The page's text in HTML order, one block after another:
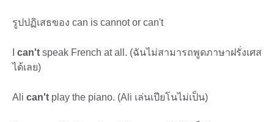
รูปปฏิเสธของ can is cannot or can't
can't speak French at all. (ฉันไม่สามารถพูดภาษาฝรั่งเศส
ได้เลย)
Ali can't play the piano. (Ali เล่นเปียโนไม่เป็น)